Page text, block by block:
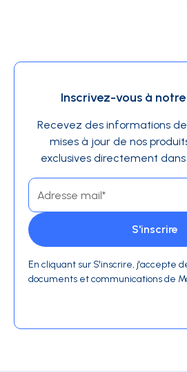
Inscrivez-vous à
Recevez des informations
mises à jour de nos
exclusives directement
En cliquant sur S'inscrire, j'accepte
documents et communications de